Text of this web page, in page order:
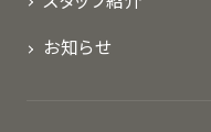
お知らせ